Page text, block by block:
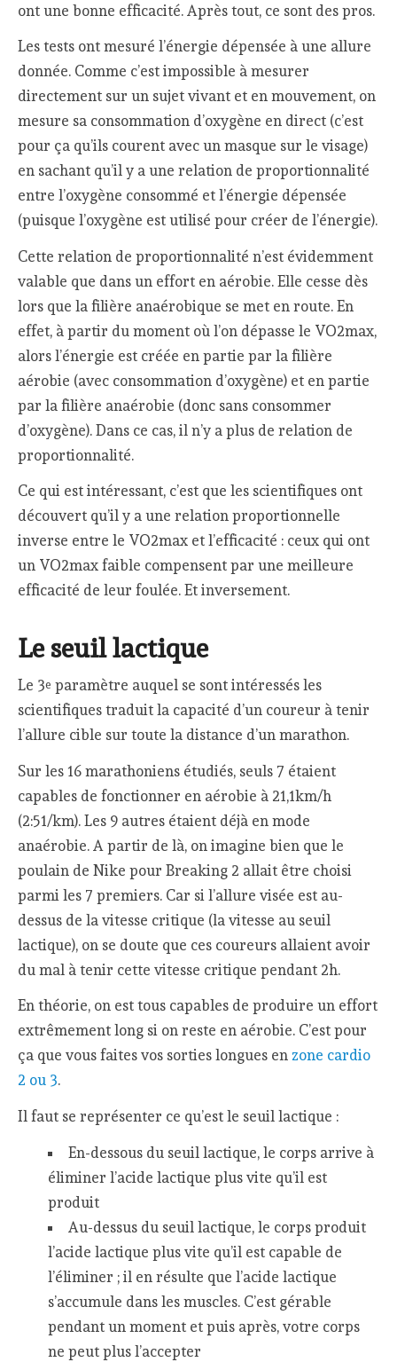
ont une bonne efficacité. Après tout, ce sont des pros.
Les tests ont mesuré l’énergie dépensée à une allure
donnée. Comme c’est impossible à mesurer
directement sur un sujet vivant et en mouvement, on
mesure sa consommation d’oxygène en direct (c’est
pour ça qu’ils courent avec un masque sur le visage)
en sachant qu’il y a une relation de proportionnalité
entre l’oxygène consommé et l’énergie dépensée
(puisque l’oxygène est utilisé pour créer de l’énergie).
Cette relation de proportionnalité n’est évidemment
valable que dans un effort en aérobie. Elle cesse dès
lors que la filière anaérobique se met en route. En
effet, à partir du moment où l’on dépasse le VO2max,
alors l’énergie est créée en partie par la filière
aérobie (avec consommation d’oxygène) et en partie
par la filière anaérobie (donc sans consommer
d’oxygène). Dans ce cas, il n’y a plus de relation de
proportionnalité.
Ce qui est intéressant, c’est que les scientifiques ont
découvert qu’il y a une relation proportionnelle
inverse entre le VO2max et l’efficacité : ceux qui ont
un VO2max faible compensent par une meilleure
efficacité de leur foulée. Et inversement.
Le seuil lactique
Le 3e paramètre auquel se sont intéressés les
scientifiques traduit la capacité d’un coureur à tenir
l’allure cible sur toute la distance d’un marathon.
Sur les 16 marathoniens étudiés, seuls 7 étaient
capables de fonctionner en aérobie à 21,1km/h
(2:51/km). Les 9 autres étaient déjà en mode
anaérobie. A partir de là, on imagine bien que le
poulain de Nike pour Breaking 2 allait être choisi
parmi les 7 premiers. Car si l’allure visée est au-
dessus de la vitesse critique (la vitesse au seuil
lactique), on se doute que ces coureurs allaient avoir
du mal à tenir cette vitesse critique pendant 2h.
En théorie, on est tous capables de produire un effort
extrêmement long si on reste en aérobie. C’est pour
ça que vous faites vos sorties longues enzone cardio
2 ou 3.
Il faut se représenter ce qu’est le seuil lactique :
En-dessous du seuil lactique, le corps arrive à
éliminer l’acide lactique plus vite qu’il est
produit
Au-dessus du seuil lactique, le corps produit
l’acide lactique plus vite qu’il est capable de
l’éliminer ; il en résulte que l’acide lactique
s’accumule dans les muscles. C’est gérable
pendant un moment et puis après, votre corps
ne peut plus l’accepter